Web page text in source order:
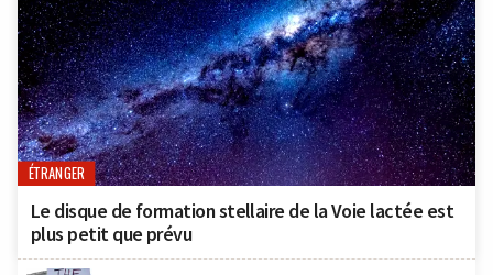
ÉTRANGER
Le disque de formation stellaire de la Voie lactée est
plus petit que prévu